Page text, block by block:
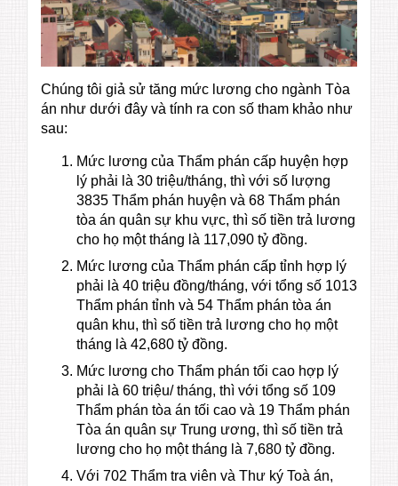
Chúng tôi giả sử tăng mức lương cho ngành Tòa
án như dưới đây và tính ra con số tham khảo như
sau:
Mức lương của Thẩm phán cấp huyện hợp
lý phải là 30 triệu/tháng, thì với số lượng
3835 Thẩm phán huyện và 68 Thẩm phán
tòa án quân sự khu vực, thì số tiền trả lương
cho họ một tháng là 117,090 tỷ đồng.
Mức lương của Thẩm phán cấp tỉnh hợp lý
phải là 40 triệu đồng/tháng, với tổng số 1013
Thẩm phán tỉnh và 54 Thẩm phán tòa án
quân khu, thì số tiền trả lương cho họ một
tháng là 42,680 tỷ đồng.
Mức lương cho Thẩm phán tối cao hợp lý
phải là 60 triệu/ tháng, thì với tổng số 109
Thẩm phán tòa án tối cao và 19 Thẩm phán
Tòa án quân sự Trung ương, thì số tiền trả
lương cho họ một tháng là 7,680 tỷ đồng.
Với 702 Thẩm tra viên và Thư ký Toà án,